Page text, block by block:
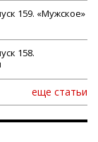
159. «Мужское»
158.
еще статьи